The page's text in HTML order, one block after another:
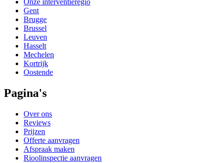
Onze interventieregio
Gent
Brugge
Brussel
Leuven
Hasselt
Mechelen
Kortrijk
Oostende
Pagina's
Over ons
Reviews
Prijzen
Offerte aanvragen
Afspraak maken
Rioolinspectie aanvragen